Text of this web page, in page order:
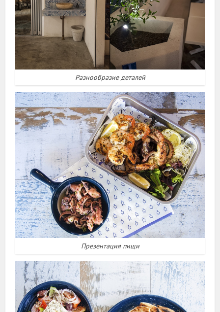
Разнообразие деталей
Презентация пищи